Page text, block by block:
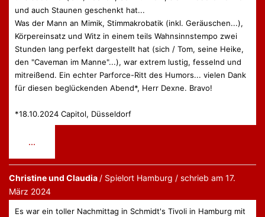
und auch Staunen geschenkt hat...
Was der Mann an Mimik, Stimmakrobatik (inkl. Geräuschen...),
Körpereinsatz und Witz in einem teils Wahnsinnstempo zwei
Stunden lang perfekt dargestellt hat (sich / Tom, seine Heike,
den "Caveman im Manne"...), war extrem lustig, fesselnd und
mitreißend. Ein echter Parforce-Ritt des Humors... vielen Dank
für diesen beglückenden Abend*, Herr Dexne. Bravo!
*18.10.2024 Capitol, Düsseldorf
...
ein-/ausblenden.
Christine und Claudia
Hamburg schrieb am 17.
März 2024
Es war ein toller Nachmittag in Schmidt's Tivoli in Hamburg mit